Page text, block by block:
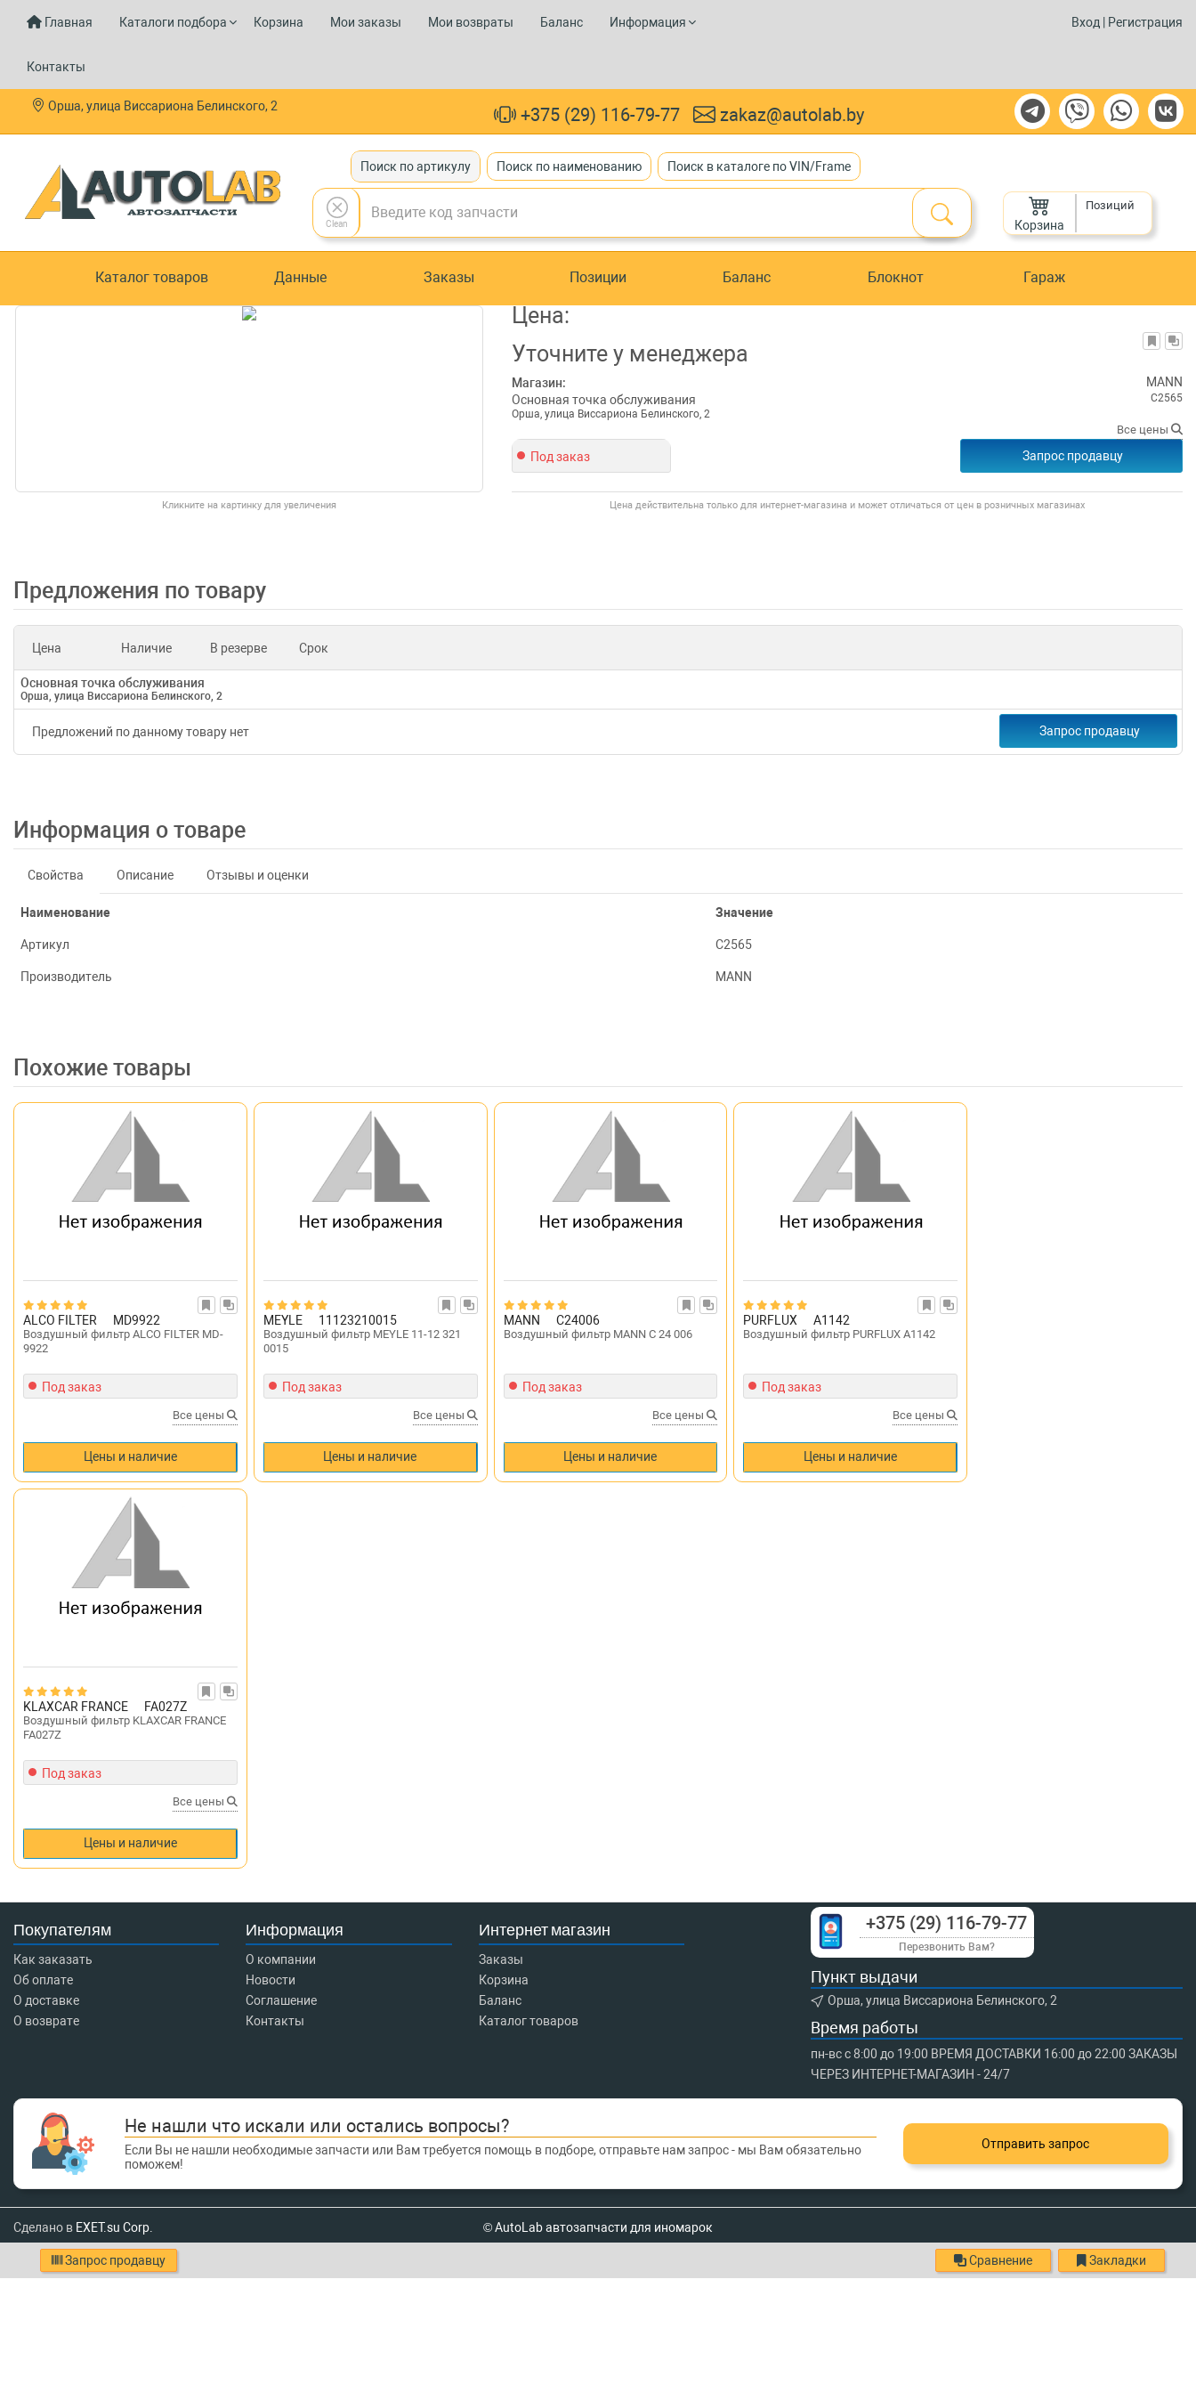
Главная Каталоги подбора Корзина Мои заказы Мои возвраты Баланс Информация
Контакты
Вход Регистрация
Орша, улица Виссариона Белинского, 2 +375 (29) 116-79-77 zakaz@autolab.by
Поиск по артикулу Поиск по наименованию Поиск в каталоге по VIN/Frame
Clean Корзина
Позиций
Каталог товаров Данные Заказы Позиции Баланс Блокнот Гараж
Кликните на картинку для увеличения
Цена:
Уточните у менеджера
Магазин:
Основная точка обслуживания
Орша, улица Виссариона Белинского, 2
MANN
C2565
Все цены
Под заказ Запрос продавцу
Цена действительна только для интернет-магазина и может отличаться от цен в розничных магазинах
Предложения по товару
Цена Наличие В резерве Срок
Основная точка обслуживания
Орша, улица Виссариона Белинского, 2
Предложений по данному товару нет Запрос продавцу
Информация о товаре
Свойства Описание Отзывы и оценки
Наименование Значение
Артикул C2565
Производитель MANN
Похожие товары
ALCO FILTER MD9922
Воздушный фильтр ALCO FILTER MD-
9922
Под заказ
Все цены
Цены и наличие
MEYLE 11123210015
Воздушный фильтр MEYLE 11-12 321
0015
Под заказ
Все цены
Цены и наличие
MANN C24006
Воздушный фильтр MANN C 24 006
Под заказ
Все цены
Цены и наличие
PURFLUX A1142
Воздушный фильтр PURFLUX A1142
Под заказ
Все цены
Цены и наличие
KLAXCAR FRANCE FA027Z
Воздушный фильтр KLAXCAR FRANCE
FA027Z
Под заказ
Все цены
Цены и наличие
Покупателям
Как заказать
Об оплате
О доставке
О возврате
Информация
О компании
Новости
Соглашение
Контакты
Интернет магазин
Заказы
Корзина
Баланс
Каталог товаров
+375 (29) 116-79-77
Перезвонить Вам?
Пункт выдачи
Орша, улица Виссариона Белинского, 2
Время работы
пн-вс с 8:00 до 19:00 ВРЕМЯ ДОСТАВКИ 16:00 до 22:00 ЗАКАЗЫ
ЧЕРЕЗ ИНТЕРНЕТ-МАГАЗИН - 24/7
Не нашли что искали или остались вопросы?
Если Вы не нашли необходимые запчасти или Вам требуется помощь в подборе, отправьте нам запрос - мы Вам обязательно
поможем!
Отправить запрос
Сделано в EXET.su Corp. © AutoLab автозапчасти для иномарок
Запрос продавцу Сравнение Закладки